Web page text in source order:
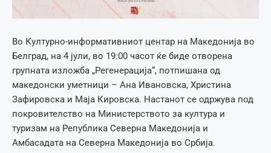
Во Културно-информативниот центар на Македонија во
Белград, на 4 јули, во 19:00 часот ќе биде отворена
групната изложба „Регенерација“, потпишана од
македонски уметници – Ана Ивановска, Христина
Зафировска и Маја Кировска. Настанот се одржува под
покровителство на Министерството за култура и
туризам на Република Северна Македонија и
Амбасадата на Северна Македонија во Србија.